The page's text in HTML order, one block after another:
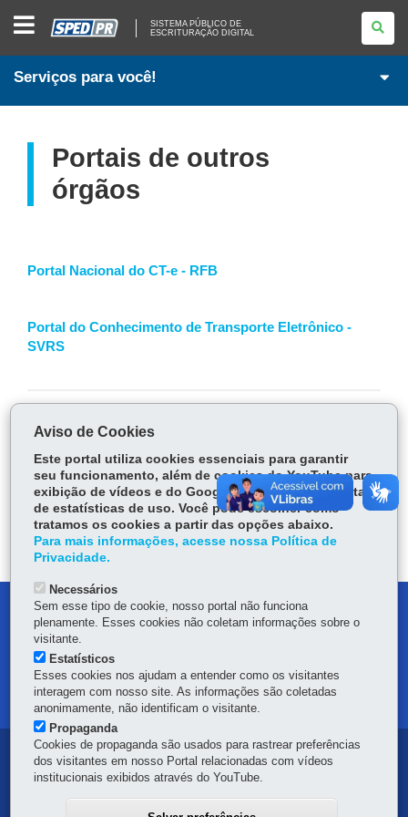
PÚBLICO
DE
ESCRITURAÇÃO
SISTEMA PÚBLICO DE
ESCRITURAÇÃO DIGITAL
Serviços para você!
Portais de outros
órgãos
Portal Nacional do CT-e - RFB
Portal do Conhecimento de Transporte Eletrônico -
SVRS
Fa
ce
bo
ok
Tw
itt
er
W
ha
ts
Ap
p
Voltar Início Imprimir Baixar
MAPA DO SITE
DENUNCIE CORRUPÇÃO
Navegação
principal
Aviso de Cookies
Este portal utiliza cookies essenciais para garantir
seu funcionamento, além de cookies do YouTube para
exibição de vídeos e do Google Analytics para coleta
de estatísticas de uso. Você pode escolher como
tratamos os cookies a partir das opções abaixo.
Para mais informações, acesse nossa Política de
Privacidade.
Necessários
Sem esse tipo de cookie, nosso portal não funciona
plenamente. Esses cookies não coletam informações sobre o
visitante.
Estatísticos
Esses cookies nos ajudam a entender como os visitantes
interagem com nosso site. As informações são coletadas
anonimamente, não identificam o visitante.
Propaganda
Cookies de propaganda são usados para rastrear preferências
dos visitantes em nosso Portal relacionadas com vídeos
institucionais exibidos através do YouTube.